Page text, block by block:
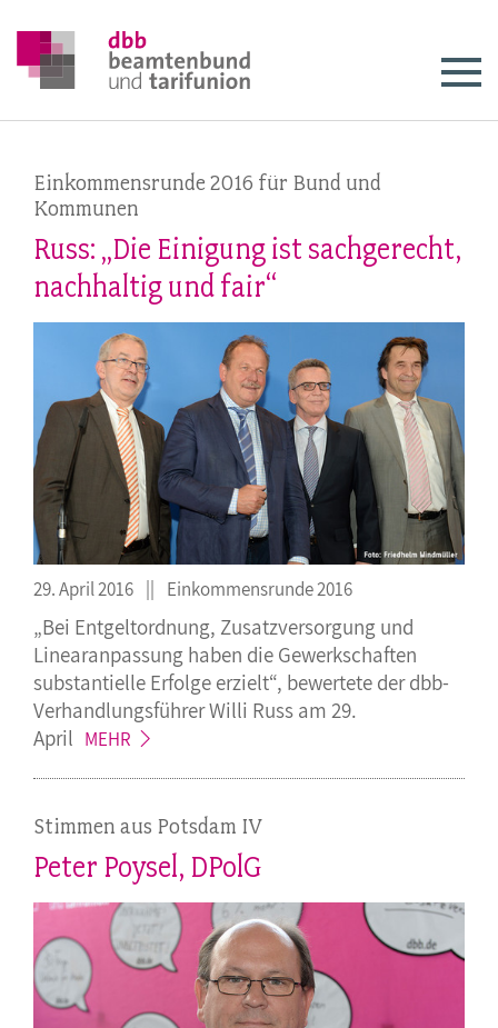
Einkommensrunde 2016 für Bund und
Kommunen
Russ: „Die Einigung ist sachgerecht,
nachhaltig und fair“
29. April 2016 Einkommensrunde 2016
„Bei Entgeltordnung, Zusatzversorgung und
Linearanpassung haben die Gewerkschaften
substantielle Erfolge erzielt“, bewertete der dbb-
Verhandlungsführer Willi Russ am 29.
April MEHR
Stimmen aus Potsdam IV
Peter Poysel, DPolG